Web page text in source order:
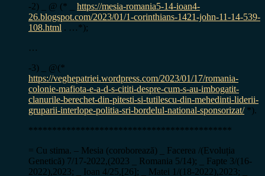
-2) _ @ (* _ https://mesia-romania5-14-ioan4-
26.blogspot.com/2023/01/1-corinthians-1421-john-11-14-539-
108.html . …*);
…
-3) _ @(*
https://veghepatriei.wordpress.com/2023/01/17/romania-
colonie-mafiota-e-a-d-s-cititi-despre-cum-s-au-imbogatit-
clanurile-berechet-din-pitesti-si-tutilescu-din-mehedinti-liderii-
gruparii-interlope-politia-sri-bordelul-national-sponsorizat/*).
*******************************************
= Cu stima. – Mesia (coroborează) _ Facerea /(Evoluția
Genetică) 7/17-2022,(2023 _ Romania 5/14); _ Fapte 3/(16-
2022),2023; _ Ioan 4/25,[26]; _ Matei 1/(18-2022),2023; _